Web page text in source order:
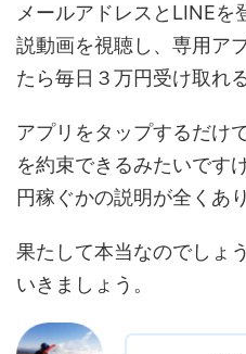
メールアドレスとLINEを
説動画を視聴し、専用ア
たら毎日３万円受け取れ
アプリをタップするだけ
を約束できるみたいです
円稼ぐかの説明が全くあ
果たして本当なのでしょ
いきましょう。